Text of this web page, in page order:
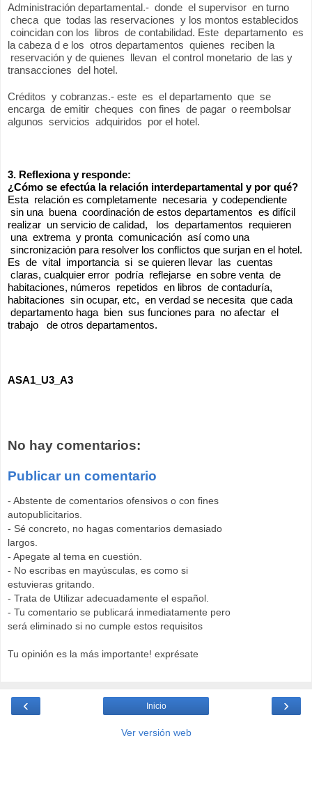
Administración departamental.-  donde  el supervisor  en turno
checa  que  todas las reservaciones  y los montos establecidos
coincidan con los  libros  de contabilidad. Este  departamento  es
la cabeza d e los  otros departamentos  quienes  reciben la
reservación y de quienes  llevan  el control monetario  de las y
transacciones  del hotel.
Créditos  y cobranzas.- este  es  el departamento  que  se
encarga  de emitir  cheques  con fines  de pagar  o reembolsar
algunos  servicios  adquiridos  por el hotel.
3. Reflexiona y responde:
¿Cómo se efectúa la relación interdepartamental y por qué?
Esta  relación es completamente  necesaria  y codependiente
sin una  buena  coordinación de estos departamentos  es difícil
realizar  un servicio de calidad,   los  departamentos  requieren
una  extrema  y pronta  comunicación  así como una
sincronización para resolver los conflictos que surjan en el hotel.
Es  de  vital  importancia  si  se quieren llevar  las  cuentas
claras, cualquier error  podría  reflejarse  en sobre venta  de
habitaciones, números  repetidos  en libros  de contaduría,
habitaciones  sin ocupar, etc,  en verdad se necesita  que cada
departamento haga  bien  sus funciones para  no afectar  el
trabajo   de otros departamentos.
ASA1_U3_A3
No hay comentarios:
Publicar un comentario
- Abstente de comentarios ofensivos o con fines
autopublicitarios.
- Sé concreto, no hagas comentarios demasiado
largos.
- Apegate al tema en cuestión.
- No escribas en mayúsculas, es como si
estuvieras gritando.
- Trata de Utilizar adecuadamente el español.
- Tu comentario se publicará inmediatamente pero
será eliminado si no cumple estos requisitos
Tu opinión es la más importante! exprésate
‹ ›
Inicio
Ver versión web